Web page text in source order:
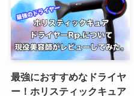
最強におすすめなドライヤ
ー！ホリスティックキュア